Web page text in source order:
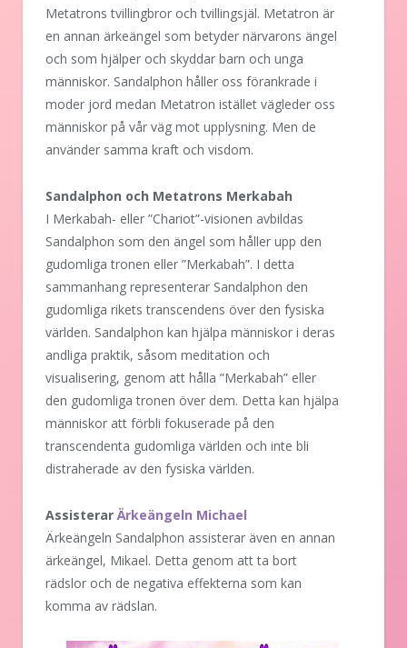
Metatrons tvillingbror och tvillingsjäl. Metatron är
en annan ärkeängel som betyder närvarons ängel
och som hjälper och skyddar barn och unga
människor. Sandalphon håller oss förankrade i
moder jord medan Metatron istället vägleder oss
människor på vår väg mot upplysning. Men de
använder samma kraft och visdom.
Sandalphon och Metatrons Merkabah
I Merkabah- eller ”Chariot”-visionen avbildas
Sandalphon som den ängel som håller upp den
gudomliga tronen eller ”Merkabah”. I detta
sammanhang representerar Sandalphon den
gudomliga rikets transcendens över den fysiska
världen. Sandalphon kan hjälpa människor i deras
andliga praktik, såsom meditation och
visualisering, genom att hålla ”Merkabah” eller
den gudomliga tronen över dem. Detta kan hjälpa
människor att förbli fokuserade på den
transcendenta gudomliga världen och inte bli
distraherade av den fysiska världen.
Assisterar Ärkeängeln Michael
Ärkeängeln Sandalphon assisterar även en annan
ärkeängel, Mikael. Detta genom att ta bort
rädslor och de negativa effekterna som kan
komma av rädslan.